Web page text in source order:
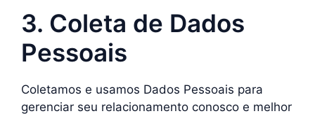
3. Coleta de Dados
Pessoais
Coletamos e usamos Dados Pessoais para
gerenciar seu relacionamento conosco e melhor